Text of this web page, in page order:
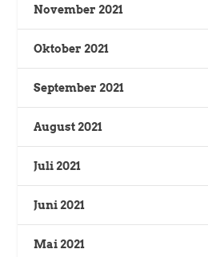
November 2021
Oktober 2021
September 2021
August 2021
Juli 2021
Juni 2021
Mai 2021